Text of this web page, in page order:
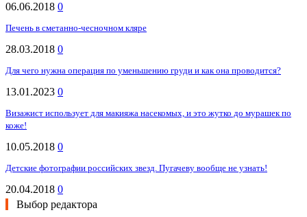
06.06.2018 0
Печень в сметанно-чесночном кляре
28.03.2018 0
Для чего нужна операция по уменьшению груди и как она проводится?
13.01.2023 0
Визажист использует для макияжа насекомых, и это жутко до мурашек по
коже!
10.05.2018 0
Детские фотографии российских звезд. Пугачеву вообще не узнать!
20.04.2018 0
Выбор редактора